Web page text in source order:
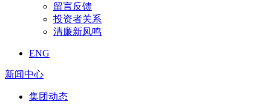
留言反馈
投资者关系
清廉新凤鸣
ENG
新闻中心
集团动态